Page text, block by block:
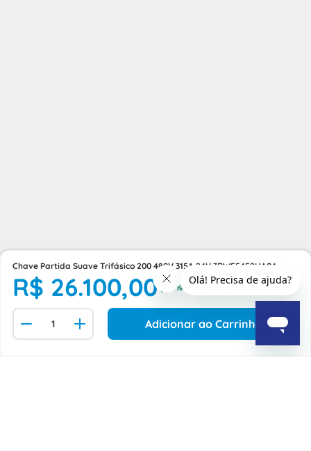
Chave Partida Suave Trifásico 200 480V 315A 24V 3RW55452HA04
Siemens
R$ 26.100,00
Adicionar ao Carrinho